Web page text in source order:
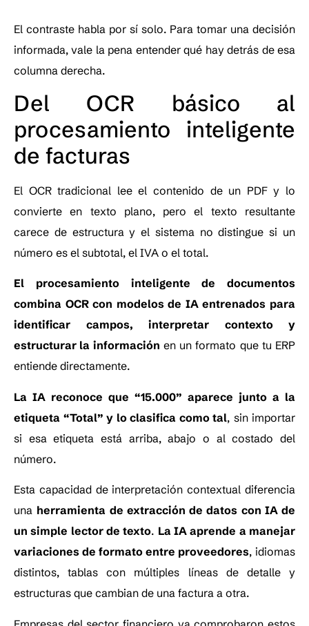
El contraste habla por sí solo. Para tomar una decisión
informada, vale la pena entender qué hay detrás de esa
columna derecha.
Del OCR básico al
procesamiento inteligente
de facturas
El OCR tradicional lee el contenido de un PDF y lo
convierte en texto plano, pero el texto resultante
carece de estructura y el sistema no distingue si un
número es el subtotal, el IVA o el total.
El procesamiento inteligente de documentos
combina OCR con modelos de IA entrenados para
identificar campos, interpretar contexto y
estructurar la información en un formato que tu ERP
entiende directamente.
La IA reconoce que “15.000” aparece junto a la
etiqueta “Total” y lo clasifica como tal, sin importar
si esa etiqueta está arriba, abajo o al costado del
número.
Esta capacidad de interpretación contextual diferencia
una herramienta de extracción de datos con IA de
un simple lector de texto. La IA aprende a manejar
variaciones de formato entre proveedores, idiomas
distintos, tablas con múltiples líneas de detalle y
estructuras que cambian de una factura a otra.